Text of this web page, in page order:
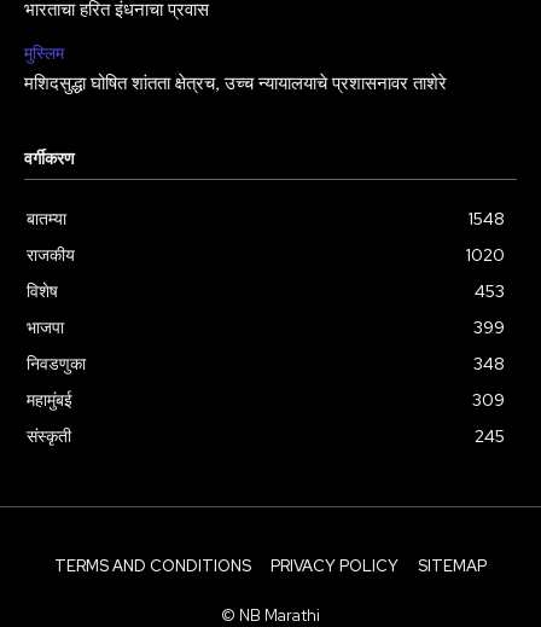
भारताचा हरित इंधनाचा प्रवास
मुस्लिम
मशिदसुद्धा घोषित शांतता क्षेत्रच, उच्च न्यायालयाचे प्रशासनावर ताशेरे
वर्गीकरण
बातम्या
1548
राजकीय
1020
विशेष
453
भाजपा
399
निवडणुका
348
महामुंबई
309
संस्कृती
245
TERMS AND CONDITIONS PRIVACY POLICY SITEMAP
© NB Marathi